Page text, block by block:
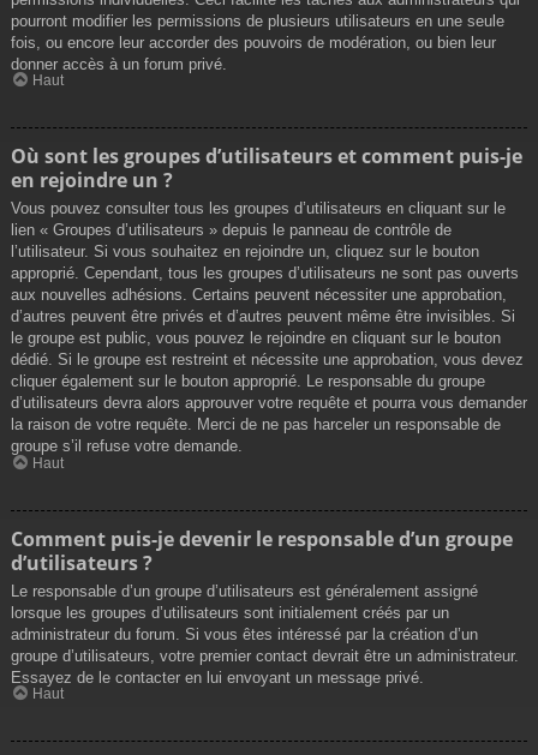
pourront modifier les permissions de plusieurs utilisateurs en une seule
fois, ou encore leur accorder des pouvoirs de modération, ou bien leur
donner accès à un forum privé.
Haut
Où sont les groupes d’utilisateurs et comment puis-je
en rejoindre un ?
Vous pouvez consulter tous les groupes d’utilisateurs en cliquant sur le
lien « Groupes d’utilisateurs » depuis le panneau de contrôle de
l’utilisateur. Si vous souhaitez en rejoindre un, cliquez sur le bouton
approprié. Cependant, tous les groupes d’utilisateurs ne sont pas ouverts
aux nouvelles adhésions. Certains peuvent nécessiter une approbation,
d’autres peuvent être privés et d’autres peuvent même être invisibles. Si
le groupe est public, vous pouvez le rejoindre en cliquant sur le bouton
dédié. Si le groupe est restreint et nécessite une approbation, vous devez
cliquer également sur le bouton approprié. Le responsable du groupe
d’utilisateurs devra alors approuver votre requête et pourra vous demander
la raison de votre requête. Merci de ne pas harceler un responsable de
groupe s’il refuse votre demande.
Haut
Comment puis-je devenir le responsable d’un groupe
d’utilisateurs ?
Le responsable d’un groupe d’utilisateurs est généralement assigné
lorsque les groupes d’utilisateurs sont initialement créés par un
administrateur du forum. Si vous êtes intéressé par la création d’un
groupe d’utilisateurs, votre premier contact devrait être un administrateur.
Essayez de le contacter en lui envoyant un message privé.
Haut